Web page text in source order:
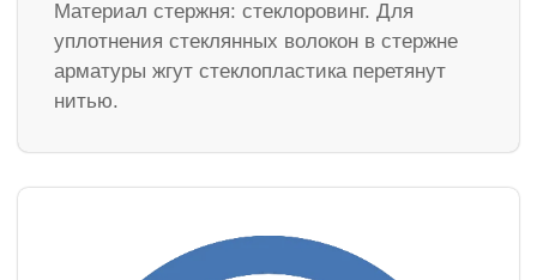
Материал стержня: стеклоровинг. Для
уплотнения стеклянных волокон в стержне
арматуры жгут стеклопластика перетянут
нитью.